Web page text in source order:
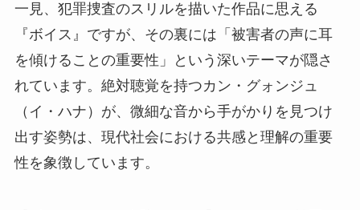
一見、犯罪捜査のスリルを描いた作品に思える
『ボイス』ですが、その裏には「被害者の声に耳
を傾けることの重要性」という深いテーマが隠さ
れています。絶対聴覚を持つカン・グォンジュ
（イ・ハナ）が、微細な音から手がかりを見つけ
出す姿勢は、現代社会における共感と理解の重要
性を象徴しています。